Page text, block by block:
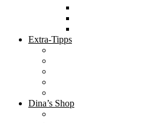
Extra-Tipps
Dina’s Shop